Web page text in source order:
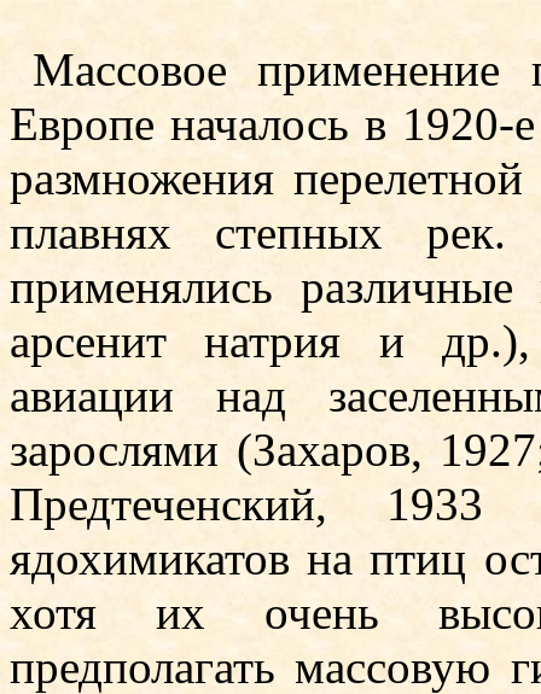
Массовое применение
Европе началось в 1920-
размножения
плавнях степных
применялись различные
арсенит натрия и
авиации над
зарослями (Захаров,
Предтеченский,
ядохимикатов на птиц
хотя их очень
предполагать массовую